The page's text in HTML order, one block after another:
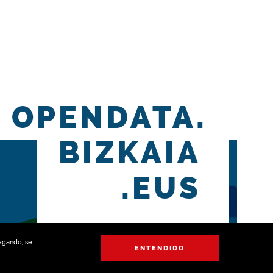
se
ENTENDIDO
OPENDATA.
BIZKAIA
.EUS